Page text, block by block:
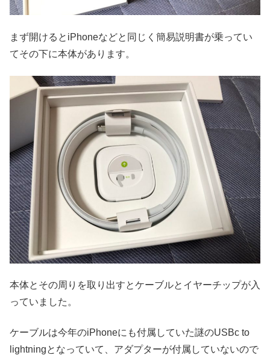
まず開けるとiPhoneなどと同じく簡易説明書が乗ってい
てその下に本体があります。
本体とその周りを取り出すとケーブルとイヤーチップが入
っていました。
ケーブルは今年のiPhoneにも付属していた謎のUSBc to
lightningとなっていて、アダプターが付属していないので